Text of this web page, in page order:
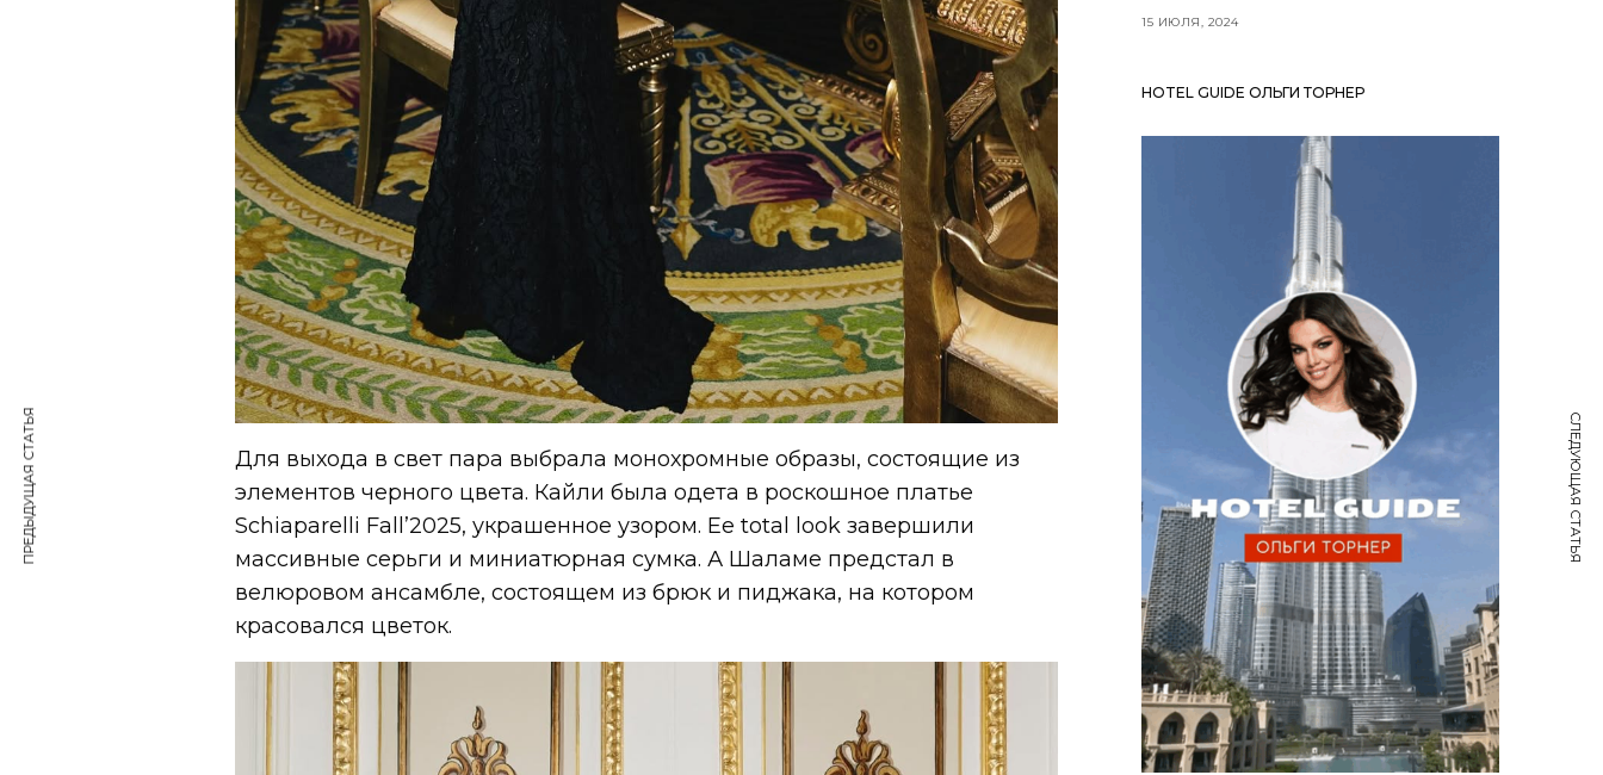
Для выхода в свет пара выбрала монохромные образы, состоящие из
элементов черного цвета. Кайли была одета в роскошное платье
Schiaparelli Fall’2025, украшенное узором. Ее total look завершили
массивные серьги и миниатюрная сумка. А Шаламе предстал в
велюровом ансамбле, состоящем из брюк и пиджака, на котором
красовался цветок.
15 ИЮЛЯ, 2024
HOTEL GUIDE ОЛЬГИ ТОРНЕР
ПРЕДЫДУЩАЯ СТАТЬЯ СЛЕДУЮЩАЯ СТАТЬЯ